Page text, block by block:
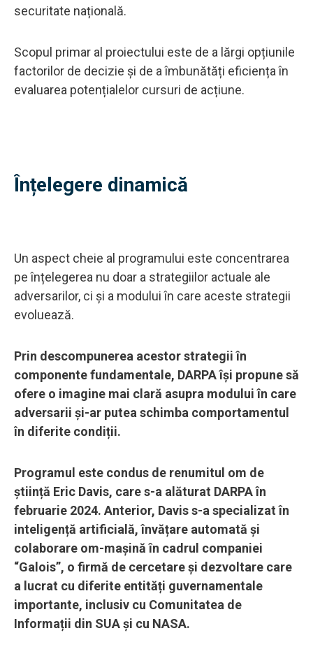
securitate națională.
Scopul primar al proiectului este de a lărgi opțiunile
factorilor de decizie și de a îmbunătăți eficiența în
evaluarea potențialelor cursuri de acțiune.
Înțelegere dinamică
Un aspect cheie al programului este concentrarea
pe înțelegerea nu doar a strategiilor actuale ale
adversarilor, ci și a modului în care aceste strategii
evoluează.
Prin descompunerea acestor strategii în
componente fundamentale, DARPA își propune să
ofere o imagine mai clară asupra modului în care
adversarii și-ar putea schimba comportamentul
în diferite condiții.
Programul este condus de renumitul om de
știință Eric Davis, care s-a alăturat DARPA în
februarie 2024. Anterior, Davis s-a specializat în
inteligență artificială, învățare automată și
colaborare om-mașină în cadrul companiei
“Galois”, o firmă de cercetare și dezvoltare care
a lucrat cu diferite entități guvernamentale
importante, inclusiv cu Comunitatea de
Informații din SUA și cu NASA.